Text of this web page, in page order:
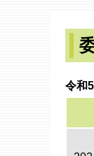
令和